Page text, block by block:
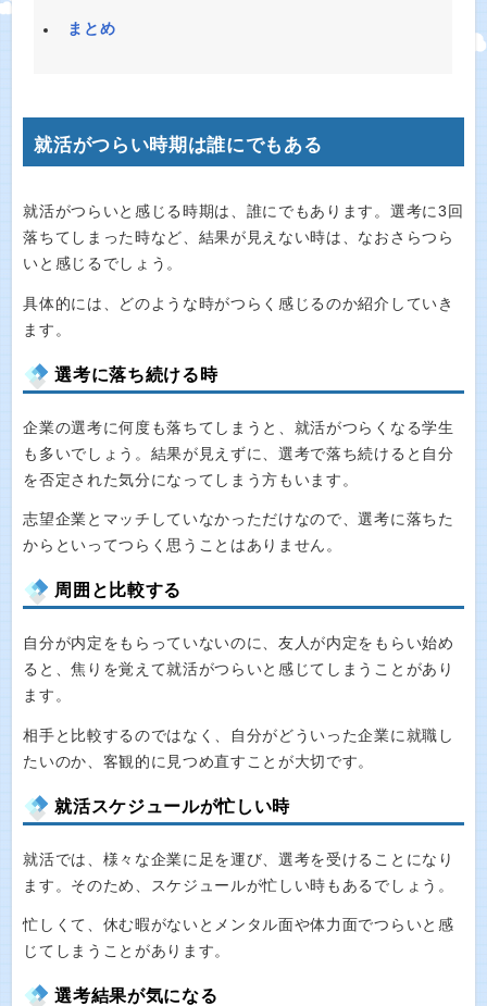
まとめ
就活がつらい時期は誰にでもある
就活がつらいと感じる時期は、誰にでもあります。選考に3回
落ちてしまった時など、結果が見えない時は、なおさらつら
いと感じるでしょう。
具体的には、どのような時がつらく感じるのか紹介していき
ます。
選考に落ち続ける時
企業の選考に何度も落ちてしまうと、就活がつらくなる学生
も多いでしょう。結果が見えずに、選考で落ち続けると自分
を否定された気分になってしまう方もいます。
志望企業とマッチしていなかっただけなので、選考に落ちた
からといってつらく思うことはありません。
周囲と比較する
自分が内定をもらっていないのに、友人が内定をもらい始め
ると、焦りを覚えて就活がつらいと感じてしまうことがあり
ます。
相手と比較するのではなく、自分がどういった企業に就職し
たいのか、客観的に見つめ直すことが大切です。
就活スケジュールが忙しい時
就活では、様々な企業に足を運び、選考を受けることになり
ます。そのため、スケジュールが忙しい時もあるでしょう。
忙しくて、休む暇がないとメンタル面や体力面でつらいと感
じてしまうことがあります。
選考結果が気になる